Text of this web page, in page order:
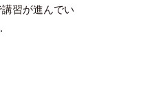
習が進んでい